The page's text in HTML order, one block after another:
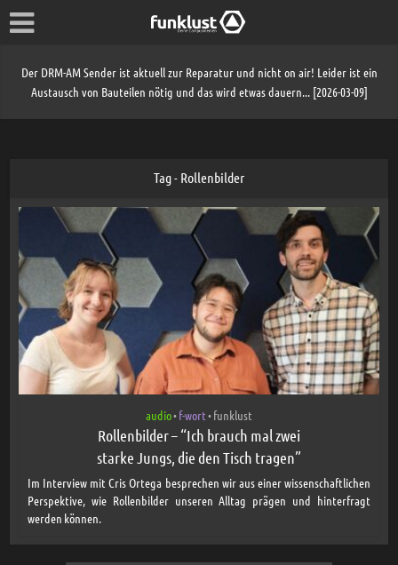
Der DRM-AM Sender ist aktuell zur Reparatur und nicht on air! Leider ist ein
Austausch von Bauteilen nötig und das wird etwas dauern... [2026-03-09]
Tag - Rollenbilder
audio•f-wort•funklust
Rollenbilder – “Ich brauch mal zwei
starke Jungs, die den Tisch tragen”
Im Interview mit Cris Ortega besprechen wir aus einer wissenschaftlichen
Perspektive, wie Rollenbilder unseren Alltag prägen und hinterfragt
werden können.